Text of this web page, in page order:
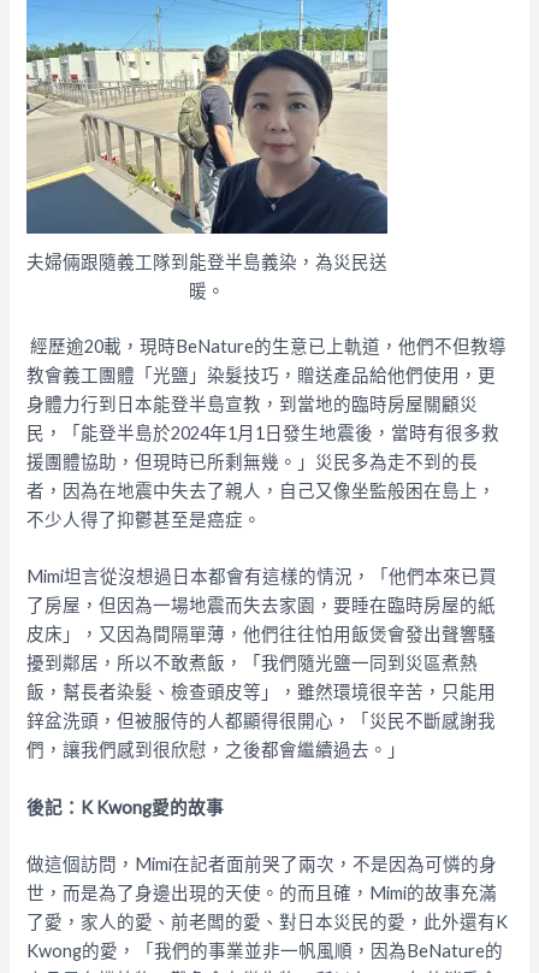
夫婦倆跟隨義工隊到能登半島義染，為災民送
暖。
經歷逾20載，現時BeNature的生意已上軌道，他們不但教導
教會義工團體「光鹽」染髮技巧，贈送產品給他們使用，更
身體力行到日本能登半島宣教，到當地的臨時房屋關顧災
民，「能登半島於2024年1月1日發生地震後，當時有很多救
援團體協助，但現時已所剩無幾。」災民多為走不到的長
者，因為在地震中失去了親人，自己又像坐監般困在島上，
不少人得了抑鬱甚至是癌症。
Mimi坦言從沒想過日本都會有這樣的情況，「他們本來已買
了房屋，但因為一場地震而失去家園，要睡在臨時房屋的紙
皮床」，又因為間隔單薄，他們往往怕用飯煲會發出聲響騷
擾到鄰居，所以不敢煮飯，「我們隨光鹽一同到災區煮熱
飯，幫長者染髮、檢查頭皮等」，雖然環境很辛苦，只能用
鋅盆洗頭，但被服侍的人都顯得很開心，「災民不斷感謝我
們，讓我們感到很欣慰，之後都會繼續過去。」
後記：K Kwong愛的故事
做這個訪問，Mimi在記者面前哭了兩次，不是因為可憐的身
世，而是為了身邊出現的天使。的而且確，Mimi的故事充滿
了愛，家人的愛、前老闆的愛、對日本災民的愛，此外還有K
Kwong的愛，「我們的事業並非一帆風順，因為BeNature的